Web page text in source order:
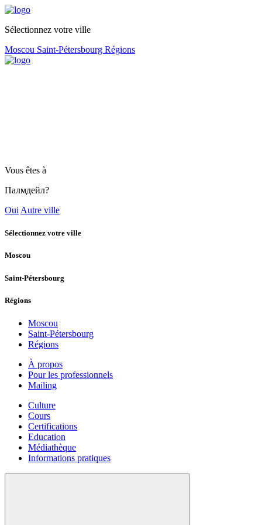
Sélectionnez votre ville
Moscou Saint-Pétersbourg Régions
Vous êtes à
Палмдейл?
Oui Autre ville
Sélectionnez votre ville
Moscou
Saint-Pétersbourg
Régions
Moscou
Saint-Pétersbourg
Régions
À propos
Pour les professionnels
Mailing
Culture
Cours
Certifications
Education
Médiathèque
Informations pratiques